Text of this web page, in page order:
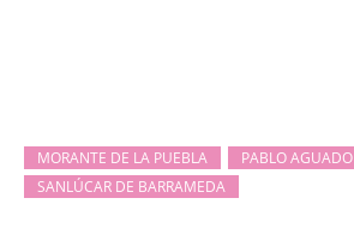
MORANTE DE LA PUEBLA PABLO AGUADO
SANLÚCAR DE BARRAMEDA